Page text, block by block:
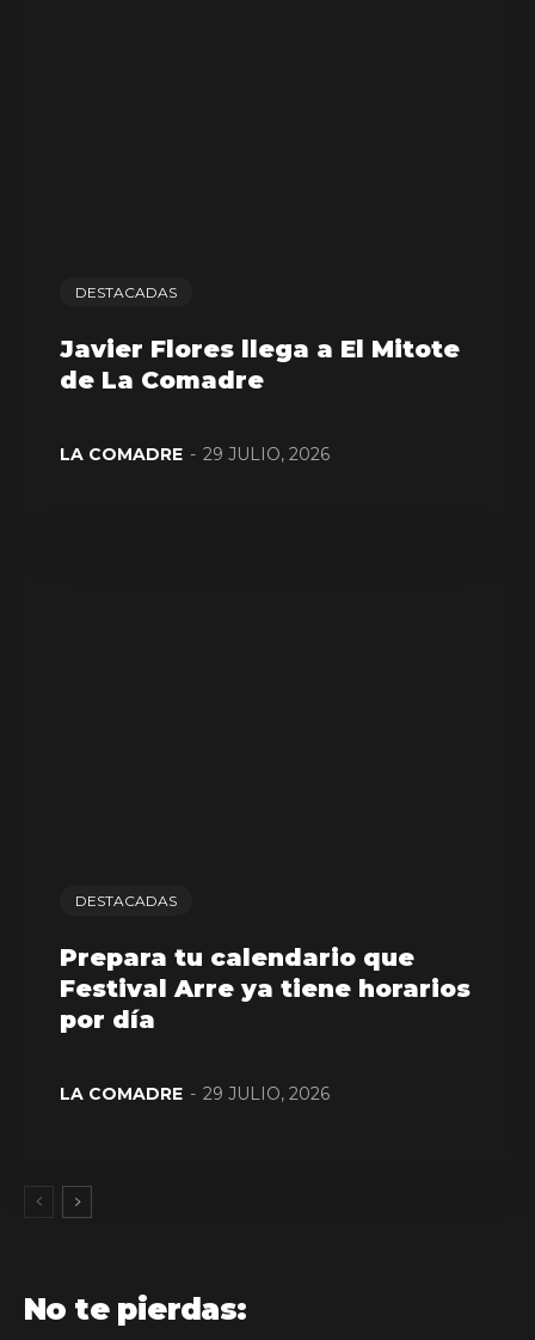
DESTACADAS
Javier Flores llega a El Mitote
de La Comadre
LA COMADRE - 29 JULIO, 2026
DESTACADAS
Prepara tu calendario que
Festival Arre ya tiene horarios
por día
LA COMADRE - 29 JULIO, 2026
No te pierdas: